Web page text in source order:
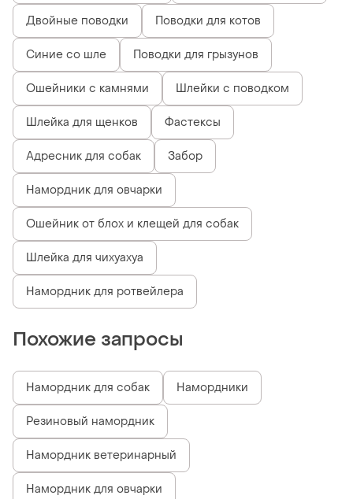
Двойные поводки Поводки для котов
Синие со шле Поводки для грызунов
Ошейники с камнями Шлейки с поводком
Шлейка для щенков Фастексы
Адресник для собак Забор
Намордник для овчарки
Ошейник от блох и клещей для собак
Шлейка для чихуахуа
Намордник для ротвейлера
Похожие запросы
Намордник для собак Намордники
Резиновый намордник
Намордник ветеринарный
Намордник для овчарки